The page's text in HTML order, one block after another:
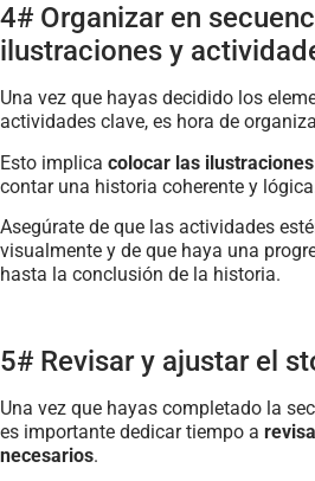
4# Organizar en
ilustraciones y
Una vez que hayas decidido los
actividades clave, es hora de
Esto implica colocar las
contar una historia coherente y
Asegúrate de que las actividades
visualmente y de que haya una
hasta la conclusión de la historia.
5# Revisar y ajustar el
Una vez que hayas completado la
es importante dedicar tiempo a
necesarios.